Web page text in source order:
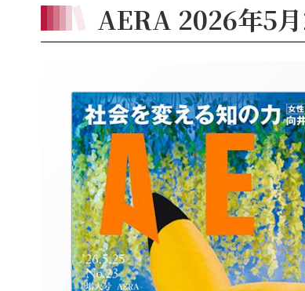
AERA 2026年5